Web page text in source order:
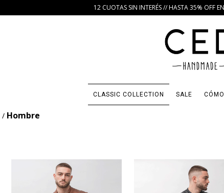
12 CUOTAS SIN INTERÉS // HASTA 35% OFF
CLASSIC COLLECTION SALE
/ Hombre